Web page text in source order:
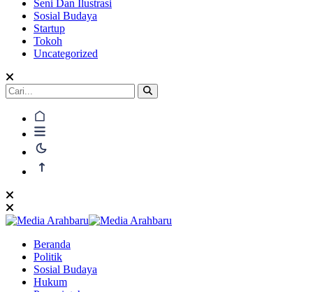
Seni Dan Ilustrasi
Sosial Budaya
Startup
Tokoh
Uncategorized
Beranda
Politik
Sosial Budaya
Hukum